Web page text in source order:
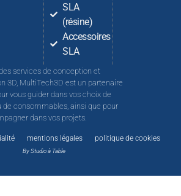
SLA
(résine)
Accessoires
SLA
services de conception et
3D, MultiTech3D est un partenaire
vous guider dans vos choix de
de consommables, ainsi que pour
dans vos projets.
mentions légales politique de cookies
By Studio à Table